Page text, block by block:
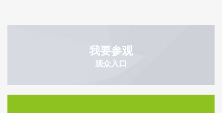
我要参观
观众入口